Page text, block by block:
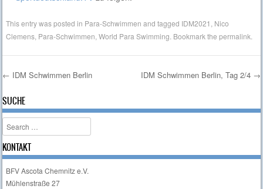
This entry was posted in Para-Schwimmen and tagged IDM2021 Nico
Clemens Para-Schwimmen ,World Para Swimming . Bookmark thepermalink
Post navigation
← IDM Schwimmen Berlin IDM Schwimmen Berlin, Tag 2/4 →
SUCHE
Search
KONTAKT
BFV Ascota Chemnitz e.V.
Mühlenstraße 27